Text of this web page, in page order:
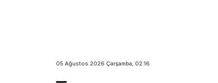
05 Ağustos 2026 Çarşamba, 02:16